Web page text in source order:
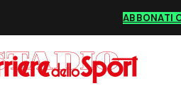
ABBONATI